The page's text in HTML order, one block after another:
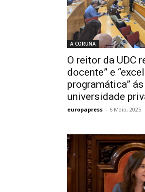
A CORUÑA
O reitor da UDC
docente” e
programática”
universidade
europapress - 6 Maio, 2025